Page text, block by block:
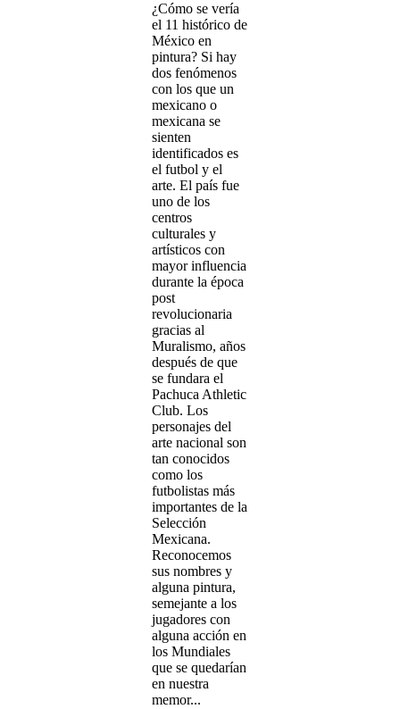
¿Cómo se vería
el 11 histórico de
México en
pintura? Si hay
dos fenómenos
con los que un
mexicano o
mexicana se
sienten
identificados es
el futbol y el
arte. El país fue
uno de los
centros
culturales y
artísticos con
mayor influencia
durante la época
post
revolucionaria
gracias al
Muralismo, años
después de que
se fundara el
Pachuca Athletic
Club. Los
personajes del
arte nacional son
tan conocidos
como los
futbolistas más
importantes de la
Selección
Mexicana.
Reconocemos
sus nombres y
alguna pintura,
semejante a los
jugadores con
alguna acción en
los Mundiales
que se quedarían
en nuestra
memor...